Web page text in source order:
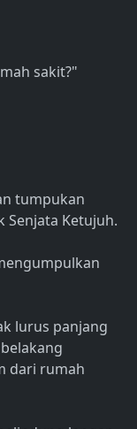
sakit?"
tumpukan
Senjata Ketujuh.
lurus panjang
dari rumah